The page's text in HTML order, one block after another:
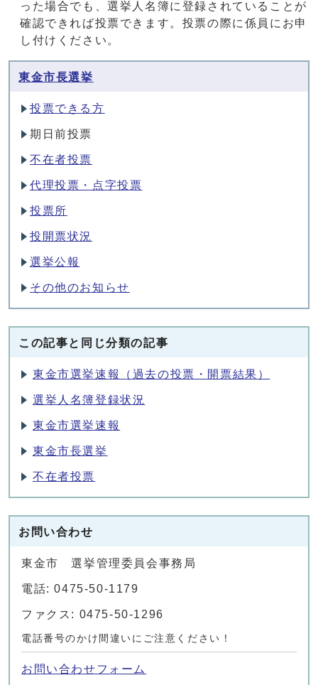
った場合でも、選挙人名簿に登録されていることが
確認できれば投票できます。投票の際に係員にお申
し付けください。
東金市長選挙
投票できる方
期日前投票
不在者投票
代理投票・点字投票
投票所
投開票状況
選挙公報
その他のお知らせ
この記事と同じ分類の記事
東金市選挙速報（過去の投票・開票結果）
選挙人名簿登録状況
東金市選挙速報
東金市長選挙
不在者投票
お問い合わせ
東金市 選挙管理委員会事務局
電話: 0475-50-1179
ファクス: 0475-50-1296
電話番号のかけ間違いにご注意ください！
お問い合わせフォーム